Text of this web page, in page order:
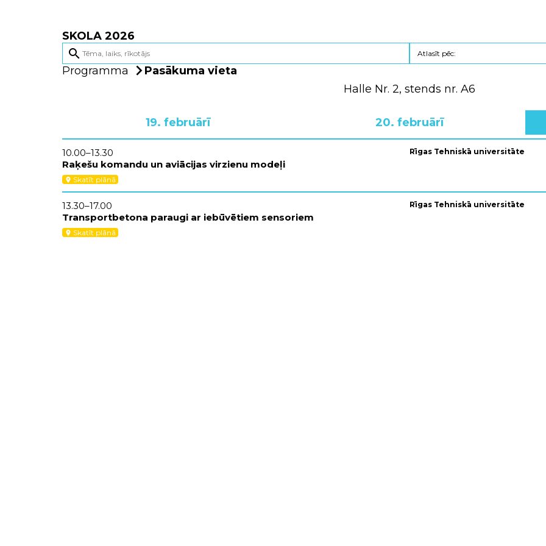
SKOLA 2026
search
Programma
Pasākuma vieta
Halle Nr. 2, stends nr. A6
19. februārī 20. februārī
10.00–13.30
Raķešu komandu un aviācijas virzienu modeļi
location_on Skatīt plānā
Rīgas Tehniskā universitāte
13.30–17.00
Transportbetona paraugi ar iebūvētiem sensoriem
location_on Skatīt plānā
Rīgas Tehniskā universitāte